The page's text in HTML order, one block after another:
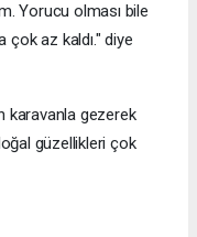
Yorucu olması bile
az kaldı." diye
karavanla gezerek
güzellikleri çok